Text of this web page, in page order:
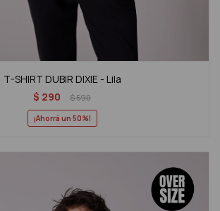
T-SHIRT DUBIR DIXIE - Lila
$ 290 $590
50